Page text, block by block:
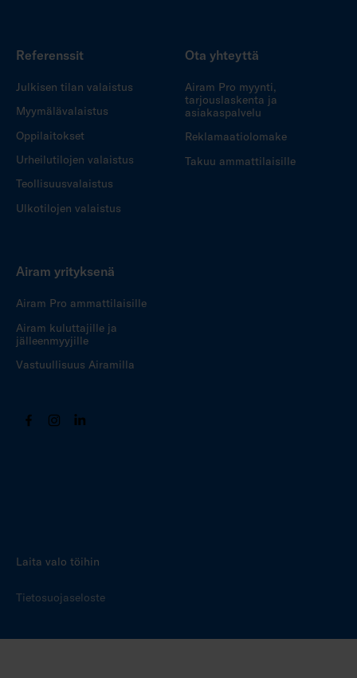
Referenssit
Julkisen tilan valaistus
Myymälävalaistus
Oppilaitokset
Urheilutilojen valaistus
Teollisuusvalaistus
Ulkotilojen valaistus
Ota yhteyttä
Airam Pro myynti,
tarjouslaskenta ja
asiakaspalvelu
Reklamaatiolomake
Takuu ammattilaisille
Airam yrityksenä
Airam Pro ammattilaisille
Airam kuluttajille ja
jälleenmyyjille
Vastuullisuus Airamilla
Laita valo töihin
Tietosuojaseloste